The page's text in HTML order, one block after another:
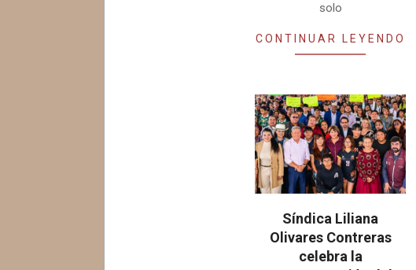
solo
CONTINUAR LEYENDO
Síndica Liliana
Olivares Contreras
celebra la